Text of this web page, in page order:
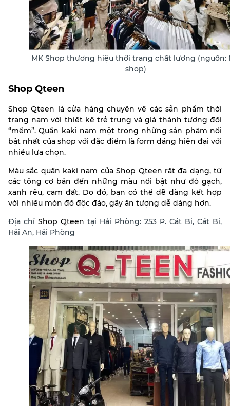
MK Shop thương hiệu thời trang chất lượng (nguồn:
shop)
Shop Qteen
Shop Qteen là cửa hàng chuyên về các sản phẩm thời
trang nam với thiết kế trẻ trung và giá thành tương đối
“mềm”. Quần kaki nam một trong những sản phẩm nổi
bật nhất của shop với đặc điểm là form dáng hiện đại với
nhiều lựa chọn.
Màu sắc quần kaki nam của Shop Qteen rất đa dạng, từ
các tông cơ bản đến những màu nổi bật như đỏ gạch,
xanh rêu, cam đất. Do đó, bạn có thể dễ dàng kết hợp
với nhiều món đồ độc đáo, gây ấn tượng dễ dàng hơn.
Địa chỉ Shop Qteen tại Hải Phòng: 253 P. Cát Bi, Cát Bi,
Hải An, Hải Phòng